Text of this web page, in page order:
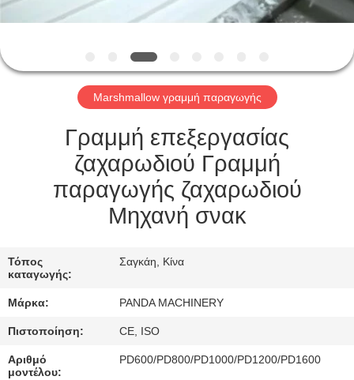
ΈΛΕΓΧΟΣ
ΜΑΣ
ΕΛΆΤΕ
ΕΠΑΦΉ
ΕΙΔΉΣΕΙΣ
ΖΗΤΉΣΤΕ
ΈΝΑ
ΑΠΌΣΠΑΣΜΑ
SITEMAP
Marshmallow γραμμή παραγωγής
Γραμμή επεξεργασίας
ζαχαρωδιού Γραμμή
παραγωγής ζαχαρωδιού
Μηχανή σνακ
Τόπος
καταγωγής:
Σαγκάη, Κίνα
Μάρκα: PANDA MACHINERY
Πιστοποίηση: CE, ISO
Αριθμό
μοντέλου:
PD600/PD800/PD1000/PD1200/PD1600